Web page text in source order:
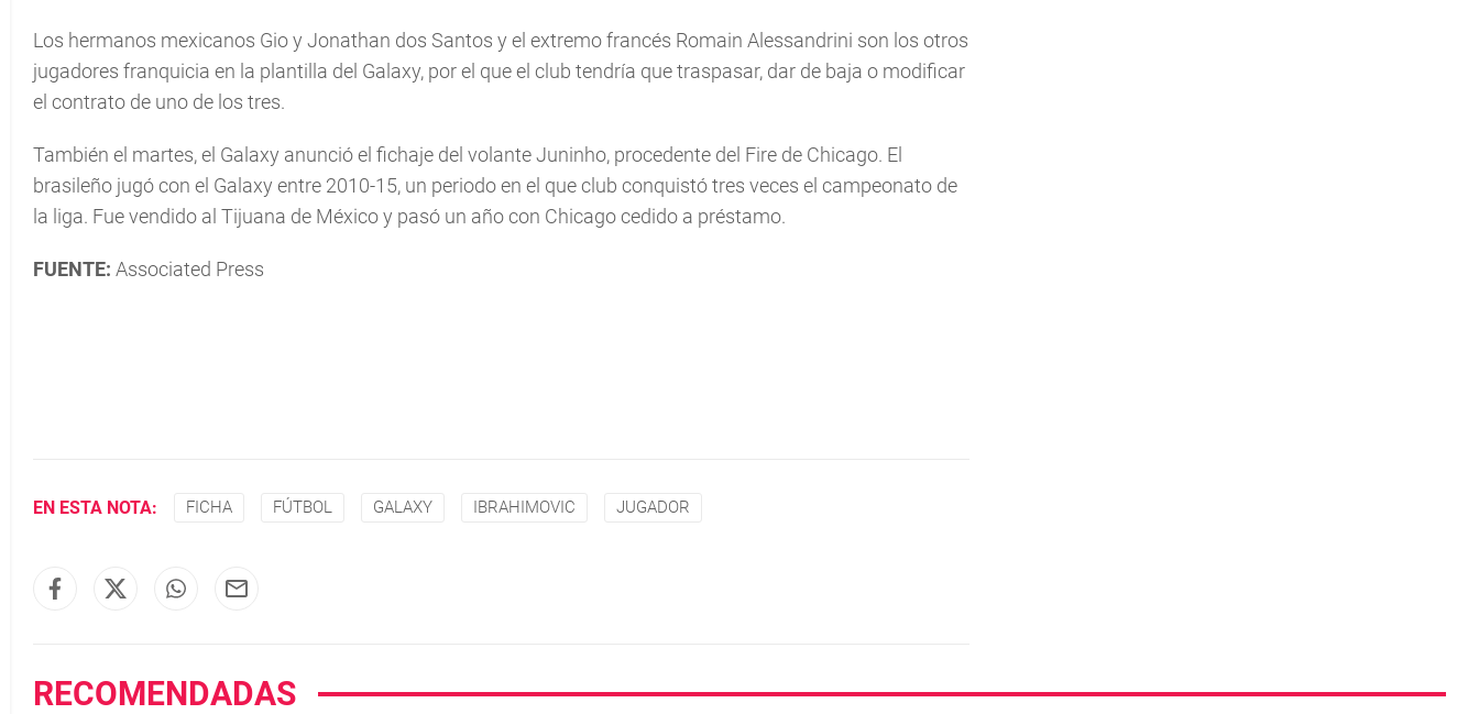
Los hermanos mexicanos Gio y Jonathan dos Santos y el extremo francés Romain Alessandrini son los otros
jugadores franquicia en la plantilla del Galaxy, por el que el club tendría que traspasar, dar de baja o modificar
el contrato de uno de los tres.
También el martes, el Galaxy anunció el fichaje del volante Juninho, procedente del Fire de Chicago. El
brasileño jugó con el Galaxy entre 2010-15, un periodo en el que club conquistó tres veces el campeonato de
la liga. Fue vendido al Tijuana de México y pasó un año con Chicago cedido a préstamo.
FUENTE: Associated Press
EN ESTA NOTA: FICHA FÚTBOL GALAXY IBRAHIMOVIC JUGADOR
RECOMENDADAS